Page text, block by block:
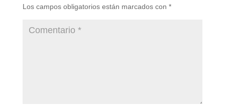
Los campos obligatorios están marcados con *